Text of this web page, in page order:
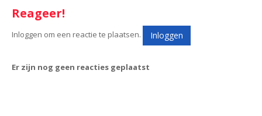
Reageer!
Inloggen om een reactie te plaatsen. Inloggen
Er zijn nog geen reacties geplaatst